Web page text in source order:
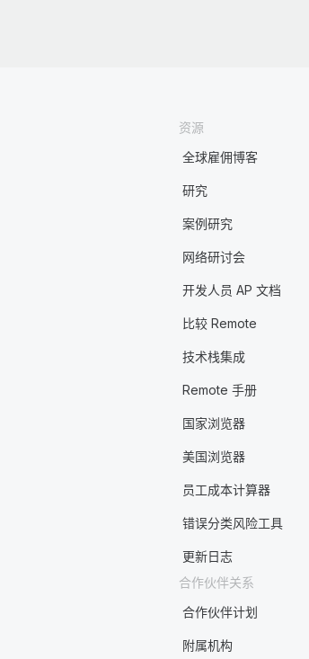
资源
全球雇佣博客
研究
案例研究
网络研讨会
开发人员 AP 文档
比较 Remote
技术栈集成
Remote 手册
国家浏览器
美国浏览器
员工成本计算器
错误分类风险工具
更新日志
合作伙伴关系
合作伙伴计划
附属机构